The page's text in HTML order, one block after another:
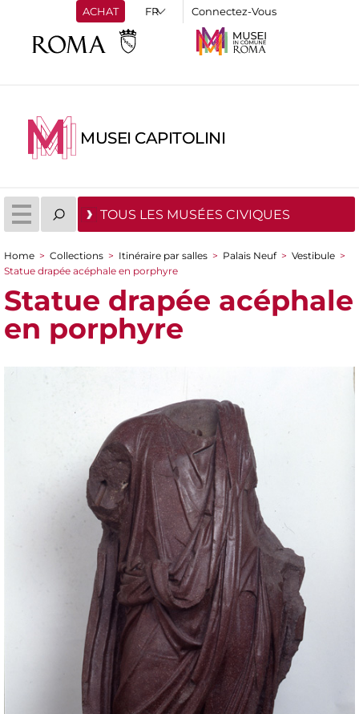
ACHAT Connectez-Vous
MUSEI CAPITOLINI
TOUS LES MUSÉES CIVIQUES
You are here
Home > Collections > Itinéraire par salles > Palais Neuf > Vestibule >
Statue drapée acéphale en porphyre
Statue drapée acéphale
en porphyre